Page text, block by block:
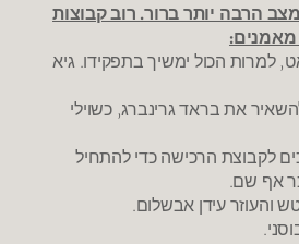
הרבה יותר ברור. רוב קבוצות
מאמנים:
למרות הכול ימשיך בתפקידו. גיא
את בראד גרינברג, כשוילי
לקבוצת הרכישה כדי להתחיל
אף שם.
והעוזר עידן אבשלום.